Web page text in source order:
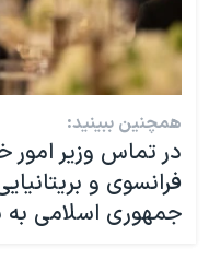
همچنین ببینید:
در تماس وزیر امور
فرانسوی و
جمهوری اسلامی